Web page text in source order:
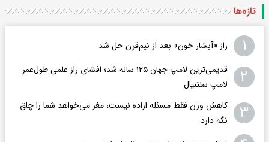
تازه‌ها
۱ راز «آبشار خون» بعد از نیم‌قرن حل شد
۲
قدیمی‌ترین لامپ جهان ۱۲۵ ساله شد؛ افشای راز علمی طول‌عمر
لامپ سنتنیال
۳
کاهش وزن فقط مسئله اراده نیست، مغز می‌خواهد شما را چاق
نگه دارد